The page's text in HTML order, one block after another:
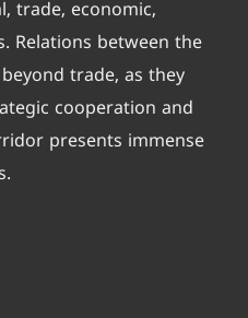
trade, economic,
Relations between the
trade, as they
cooperation and
presents immense